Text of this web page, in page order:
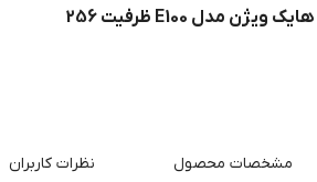
اس اس دی اینترنال هایک ویژن مدل E100 ظرفیت 256
مشخصات محصول نظرات کاربران